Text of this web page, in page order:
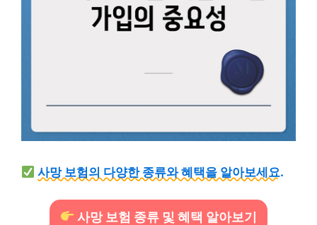
사망 보험의 다양한 종류와 혜택을 알아보세요.
사망 보험 종류 및 혜택 알아보기